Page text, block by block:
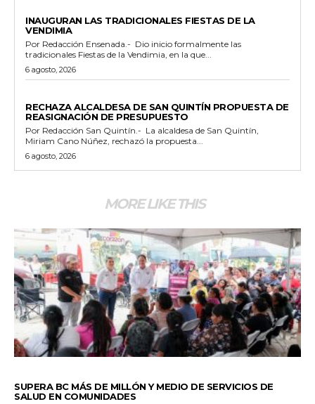
INAUGURAN LAS TRADICIONALES FIESTAS DE LA
VENDIMIA
Por Redacción Ensenada.- Dio inicio formalmente las
tradicionales Fiestas de la Vendimia, en la que...
6 agosto, 2026
RECHAZA ALCALDESA DE SAN QUINTÍN PROPUESTA DE
REASIGNACIÓN DE PRESUPUESTO
Por Redacción San Quintín.- La alcaldesa de San Quintín,
Miriam Cano Núñez, rechazó la propuesta...
6 agosto, 2026
MORE LIKE THIS
SUPERA BC MÁS DE MILLÓN Y MEDIO DE SERVICIOS DE
SALUD EN COMUNIDADES